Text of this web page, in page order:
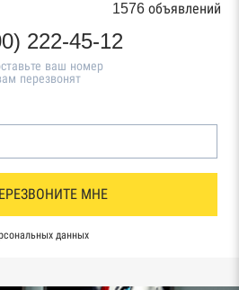
1576 объявлений
222-45-12
ваш номер
перезвонят
МНЕ
данных